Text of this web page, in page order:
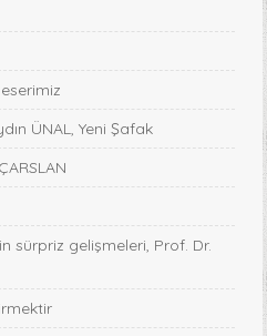
ÜNAL, Yeni Şafak
sürpriz gelişmeleri, Prof. Dr.